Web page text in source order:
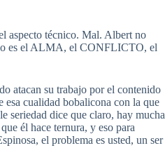
aspecto técnico. Mal. Albert no
es el ALMA, el CONFLICTO, el
atacan su trabajo por el contenido
esa cualidad bobalicona con la que
seriedad dice que claro, hay mucha
él hace ternura, y eso para
el problema es usted, un ser